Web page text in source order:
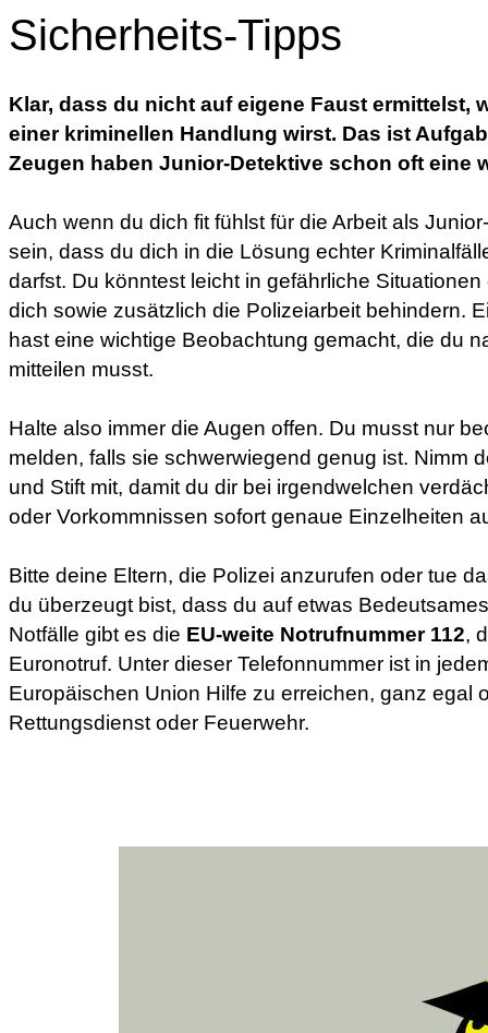
Sicherheits-Tipps
Klar, dass du nicht auf eigene Faust ermittelst,
einer kriminellen Handlung wirst. Das ist
Zeugen haben Junior-Detektive schon oft eine
Auch wenn du dich fit fühlst für die Arbeit als
sein, dass du dich in die Lösung echter
darfst. Du könntest leicht in gefährliche
dich sowie zusätzlich die Polizeiarbeit behindern.
hast eine wichtige Beobachtung gemacht, die du
mitteilen musst.
Halte also immer die Augen offen. Du musst nur
melden, falls sie schwerwiegend genug ist. Nimm
und Stift mit, damit du dir bei irgendwelchen
oder Vorkommnissen sofort genaue Einzelheiten
Bitte deine Eltern, die Polizei anzurufen oder tue
du überzeugt bist, dass du auf etwas
Notfälle gibt es die EU-weite Notrufnummer 112,
Euronotruf. Unter dieser Telefonnummer ist in
Europäischen Union Hilfe zu erreichen, ganz egal
Rettungsdienst oder Feuerwehr.